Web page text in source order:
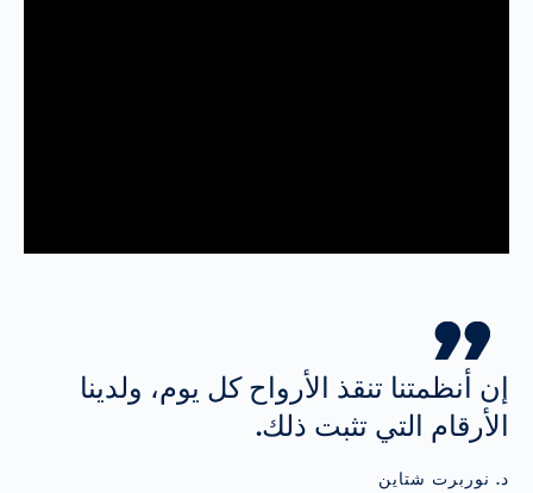
إن أنظمتنا تنقذ الأرواح كل يوم، ولدينا
الأرقام التي تثبت ذلك.
د. نوربرت شتاين